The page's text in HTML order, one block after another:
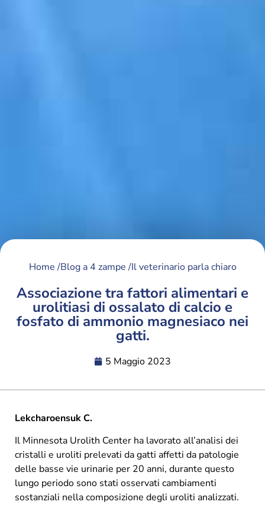
Home /Blog a 4 zampe /Il veterinario parla chiaro
Associazione tra fattori alimentari e
urolitiasi di ossalato di calcio e
fosfato di ammonio magnesiaco nei
gatti.
5 Maggio 2023
Lekcharoensuk C.
Il Minnesota Urolith Center ha lavorato all’analisi dei
cristalli e uroliti prelevati da gatti affetti da patologie
delle basse vie urinarie per 20 anni, durante questo
lungo periodo sono stati osservati cambiamenti
sostanziali nella composizione degli uroliti analizzati.